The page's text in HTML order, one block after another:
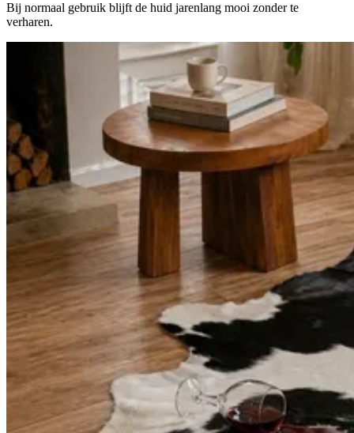
Bij normaal gebruik blijft de huid jarenlang mooi zonder te
verharen.